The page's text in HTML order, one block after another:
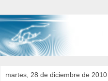
martes, 28 de diciembre de 2010